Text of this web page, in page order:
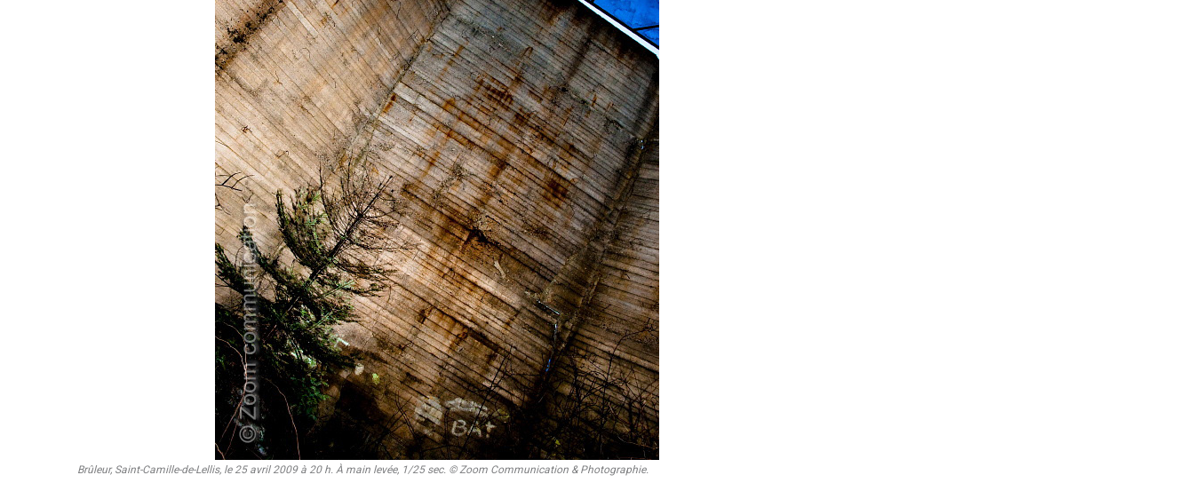
Brûleur, Saint-Camille-de-Lellis, le 25 avril 2009 à 20 h. À main levée, 1/25 sec. © Zoom Communication & Photographie.